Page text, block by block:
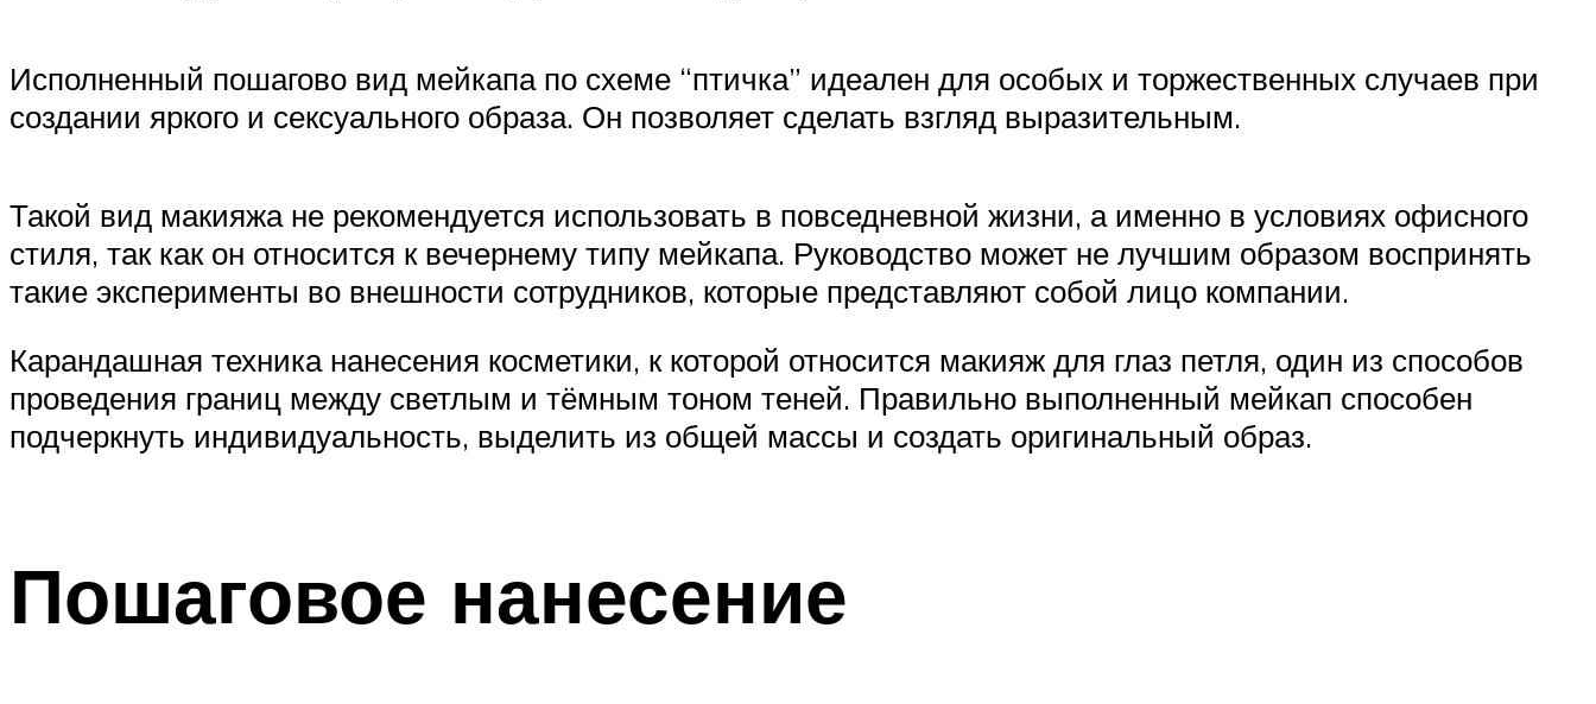
Исполненный пошагово вид мейкапа по схеме “птичка” идеален для особых и торжественных случаев при
создании яркого и сексуального образа. Он позволяет сделать взгляд выразительным.
Такой вид макияжа не рекомендуется использовать в повседневной жизни, а именно в условиях офисного
стиля, так как он относится к вечернему типу мейкапа. Руководство может не лучшим образом воспринять
такие эксперименты во внешности сотрудников, которые представляют собой лицо компании.
Карандашная техника нанесения косметики, к которой относится макияж для глаз петля, один из способов
проведения границ между светлым и тёмным тоном теней. Правильно выполненный мейкап способен
подчеркнуть индивидуальность, выделить из общей массы и создать оригинальный образ.
Пошаговое нанесение